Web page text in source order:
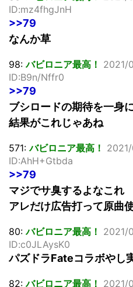
ID:mz4fhgJnH
>>79
なんか草
98:バビロニア最高！ 2021/
ID:B9n/Nffr0
>>79
ブシロードの期待を一身
結果がこれじゃあね
571:バビロニア最高！
ID:AhH+Gtbda
>>79
マジでサ臭するよなこれ
アレだけ広告打って原曲
80:バビロニア最高！ 2021/
ID:c0JLAysK0
パズドラFateコラボやし
82:バビロニア最高！ 2021/